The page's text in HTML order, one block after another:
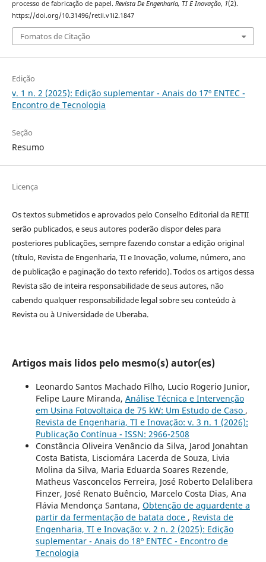
processo de fabricação de papel. Revista De Engenharia, TI E Inovação, 1(2).
https://doi.org/10.31496/retii.v1i2.1847
Fomatos de Citação
Edição
v. 1 n. 2 (2025): Edição suplementar - Anais do 17º ENTEC -
Encontro de Tecnologia
Seção
Resumo
Licença
Os textos submetidos e aprovados pelo Conselho Editorial da RETII
serão publicados, e seus autores poderão dispor deles para
posteriores publicações, sempre fazendo constar a edição original
(título, Revista de Engenharia, TI e Inovação, volume, número, ano
de publicação e paginação do texto referido). Todos os artigos dessa
Revista são de inteira responsabilidade de seus autores, não
cabendo qualquer responsabilidade legal sobre seu conteúdo à
Revista ou à Universidade de Uberaba.
Artigos mais lidos pelo mesmo(s) autor(es)
Leonardo Santos Machado Filho, Lucio Rogerio Junior,
Felipe Laure Miranda, Análise Técnica e Intervenção
em Usina Fotovoltaica de 75 kW: Um Estudo de Caso ,
Revista de Engenharia, TI e Inovação: v. 3 n. 1 (2026):
Publicação Contínua - ISSN: 2966-2508
Constância Oliveira Venâncio da Silva, Jarod Jonahtan
Costa Batista, Lisciomára Lacerda de Souza, Livia
Molina da Silva, Maria Eduarda Soares Rezende,
Matheus Vasconcelos Ferreira, José Roberto Delalibera
Finzer, José Renato Buêncio, Marcelo Costa Dias, Ana
Flávia Mendonça Santana, Obtenção de aguardente a
partir da fermentação de batata doce , Revista de
Engenharia, TI e Inovação: v. 2 n. 2 (2025): Edição
suplementar - Anais do 18º ENTEC - Encontro de
Tecnologia